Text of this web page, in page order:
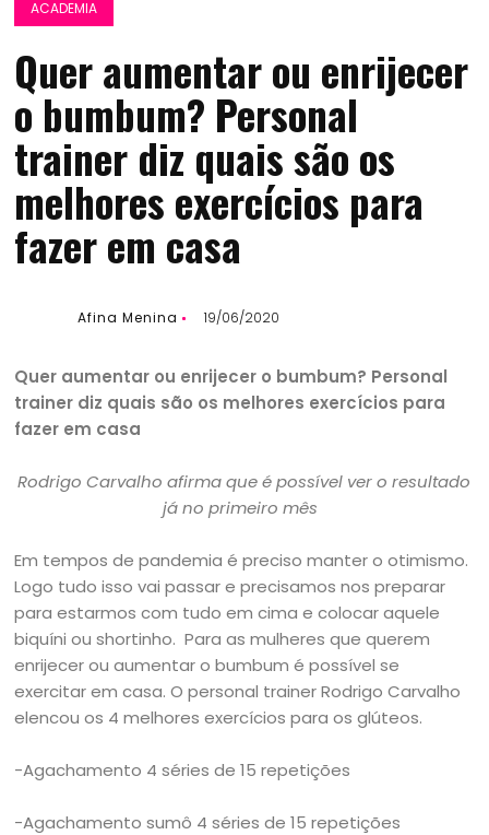
ACADEMIA
Quer aumentar ou enrijecer
o bumbum? Personal
trainer diz quais são os
melhores exercícios para
fazer em casa
Afina Menina 19/06/2020
Quer aumentar ou enrijecer o bumbum? Personal
trainer diz quais são os melhores exercícios para
fazer em casa
Rodrigo Carvalho afirma que é possível ver o resultado
já no primeiro mês
Em tempos de pandemia é preciso manter o otimismo.
Logo tudo isso vai passar e precisamos nos preparar
para estarmos com tudo em cima e colocar aquele
biquíni ou shortinho. Para as mulheres que querem
enrijecer ou aumentar o bumbum é possível se
exercitar em casa. O personal trainer Rodrigo Carvalho
elencou os 4 melhores exercícios para os glúteos.
-Agachamento 4 séries de 15 repetições
-Agachamento sumô 4 séries de 15 repetições